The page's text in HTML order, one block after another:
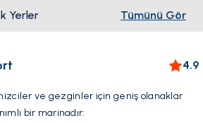
Yerler Tümünü Gör
4.9
ve gezginler için geniş olanaklar
bir marinadır: